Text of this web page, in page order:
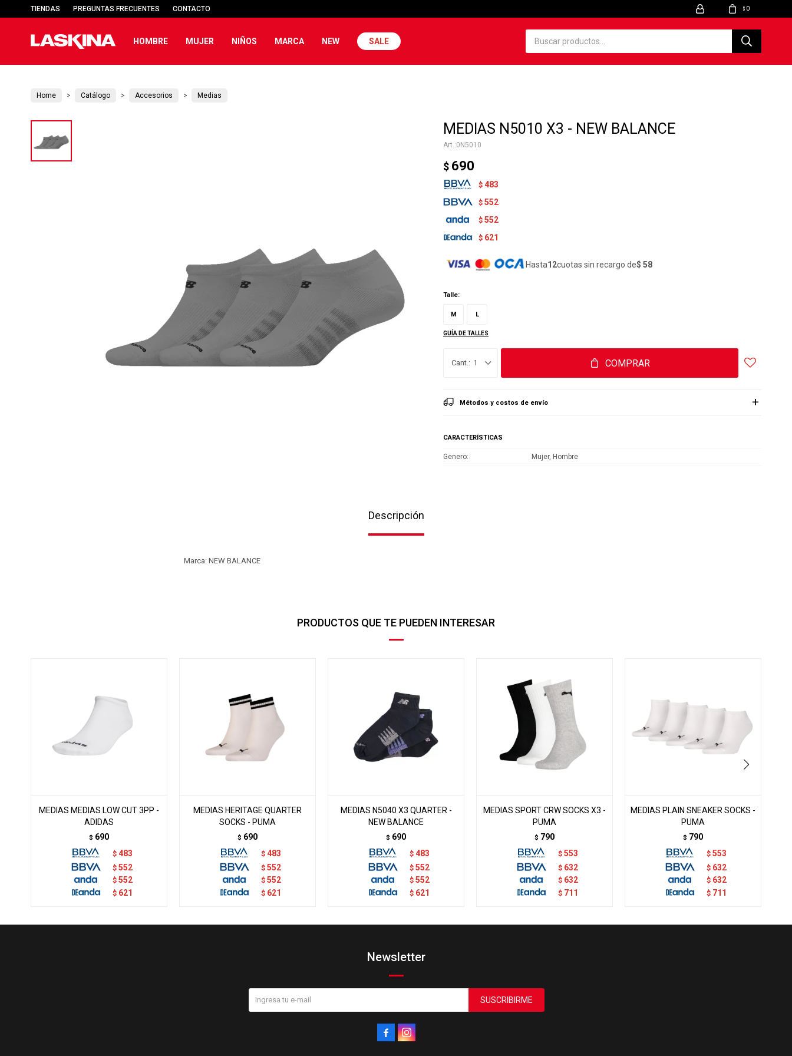
HOMBRE MUJER NIÑOS MARCA NEW SALE
$ 0
TIENDAS PREGUNTAS FRECUENTES CONTACTO
Home Catálogo Accesorios Medias
MEDIAS N5010 X3 - NEW BALANCE
0N5010
$ 690
$ 483
$ 552
$ 552
$ 621
Hasta12cuotas sin recargo de$ 58
Talle:
M L
GUÍA DE TALLES
1 COMPRAR
Métodos y costos de envío
CARACTERÍSTICAS
Genero Mujer, Hombre
Descripción
Marca: NEW BALANCE
PRODUCTOS QUE TE PUEDEN INTERESAR
MEDIAS MEDIAS LOW CUT 3PP -
ADIDAS
$ 690
$ 483
$ 552
$ 552
$ 621
MEDIAS HERITAGE QUARTER
SOCKS - PUMA
$ 690
$ 483
$ 552
$ 552
$ 621
MEDIAS N5040 X3 QUARTER -
NEW BALANCE
$ 690
$ 483
$ 552
$ 552
$ 621
MEDIAS SPORT CRW SOCKS X3 -
PUMA
$ 790
$ 553
$ 632
$ 632
$ 711
MEDIAS PLAIN SNEAKER SOCKS -
PUMA
$ 790
$ 553
$ 632
$ 632
$ 711
Newsletter
SUSCRIBIRME
 